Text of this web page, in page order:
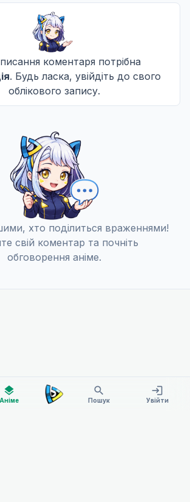
layers
Аніме
search
Пошук
login
Увійти
клинок
до усамітнення
коментаря потрібна
. Будь ласка, увійдіть до свого
облікового запису.
хто поділиться враженнями!
свій коментар та почніть
обговорення аніме.